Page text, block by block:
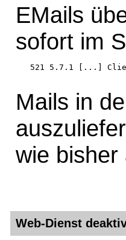
EMails
sofort im
521 5.7.1 [...]
Mails in
wie
Web-Dienst